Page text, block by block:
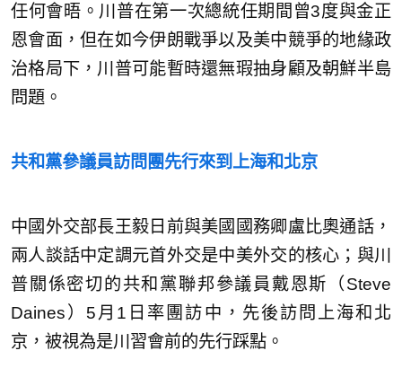
任何會晤。川普在第一次總統任期間曾3度與金正
恩會面，但在如今伊朗戰爭以及美中競爭的地緣政
治格局下，川普可能暫時還無瑕抽身顧及朝鮮半島
問題。
共和黨參議員訪問團先行來到上海和北京
中國外交部長王毅日前與美國國務卿盧比奧通話，
兩人談話中定調元首外交是中美外交的核心；與川
普關係密切的共和黨聯邦參議員戴恩斯（Steve
Daines）5月1日率團訪中，先後訪問上海和北
京，被視為是川習會前的先行踩點。